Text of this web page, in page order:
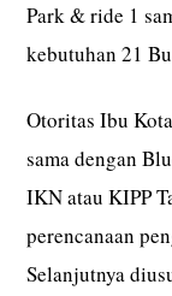
Park & ride 1
kebutuhan 21
Otoritas Ibu
sama dengan
IKN atau KIPP
perencanaan
Selanjutnya